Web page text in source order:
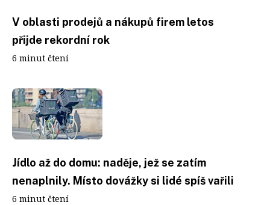
V oblasti prodejů a nákupů firem letos
přijde rekordní rok
6 minut čtení
Jídlo až do domu: naděje, jež se zatím
nenaplnily. Místo dovážky si lidé spíš vařili
6 minut čtení